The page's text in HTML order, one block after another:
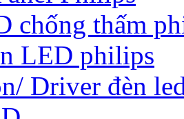
chống thấm
LED philips
Driver đèn